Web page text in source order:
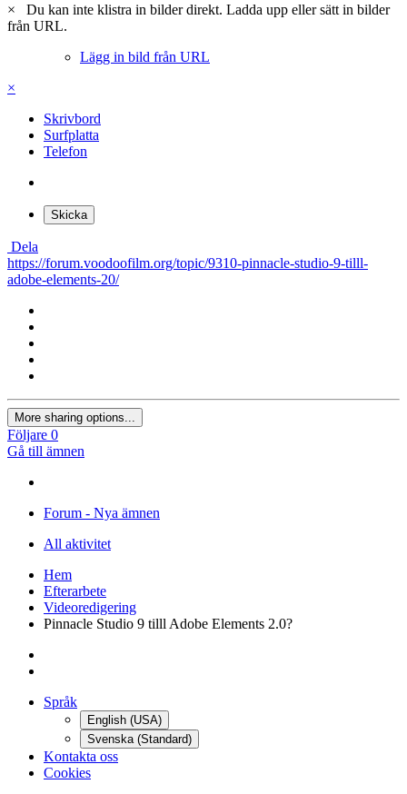
×
Du kan inte klistra in bilder direkt. Ladda upp eller sätt in bilder
från URL.
Lägg in bild från URL
×
Skrivbord
Surfplatta
Telefon
Skicka
Dela
https://forum.voodoofilm.org/topic/9310-pinnacle-studio-9-tilll-
adobe-elements-20/
More sharing options...
Följare 0
Gå till ämnen
Forum - Nya ämnen
All aktivitet
Hem
Efterarbete
Videoredigering
Pinnacle Studio 9 tilll Adobe Elements 2.0?
Språk
English (USA)
Svenska (Standard)
Kontakta oss
Cookies